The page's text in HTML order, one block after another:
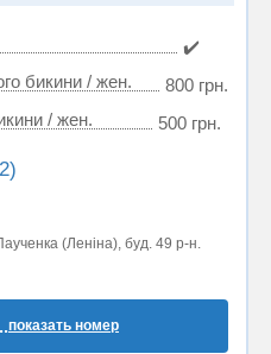
✔️
бикини / жен.
800 грн.
/ жен.
500 грн.
(Леніна), буд. 49 р-н.
показать номер